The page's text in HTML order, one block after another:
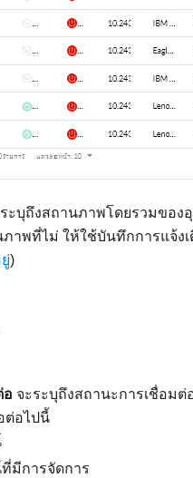
ะบุถึงสถานภาพโดยรวมขอ
าพที่ไม่ ให้ใช้บันทึกการแจ้ง
)
อ จะระบุถึงสถานะการเชื่อม
ต่อไปนี้
มีการจัดการ